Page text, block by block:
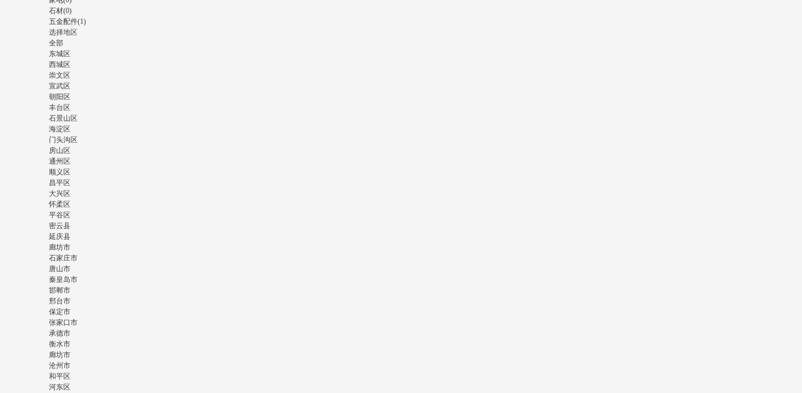
石材(0)
五金配件(1)
选择地区
全部
东城区
西城区
崇文区
宣武区
朝阳区
丰台区
石景山区
海淀区
门头沟区
房山区
通州区
顺义区
昌平区
大兴区
怀柔区
平谷区
密云县
延庆县
廊坊市
石家庄市
唐山市
秦皇岛市
邯郸市
邢台市
保定市
张家口市
承德市
衡水市
廊坊市
沧州市
和平区
河东区